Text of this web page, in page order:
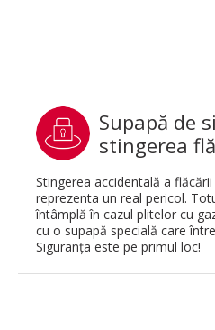
Supapă de
stingerea
Stingerea accidentală a
reprezenta un real pericol.
întâmplă în cazul plitelor cu
cu o supapă specială care
Siguranţa este pe primul loc!